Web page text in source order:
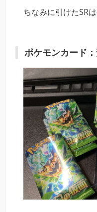
ちなみに引けたSR
ポケモンカード